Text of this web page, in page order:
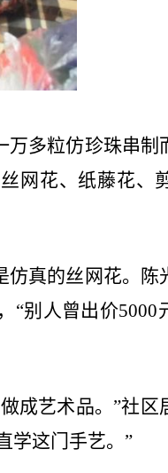
多粒仿珍珠串制
网花、纸藤花、
真的丝网花。陈
“别人曾出价5000
成艺术品。”社区
学这门手艺。”